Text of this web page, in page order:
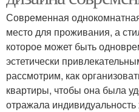
Современная
место для проживания, а
которое может быть
эстетически
рассмотрим, как
квартиры, чтобы она была
отражала индивидуальность